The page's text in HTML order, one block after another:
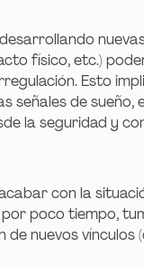
físico, etc.)
Esto
señales de sueño,
la seguridad y
con la
poco tiempo,
de nuevos